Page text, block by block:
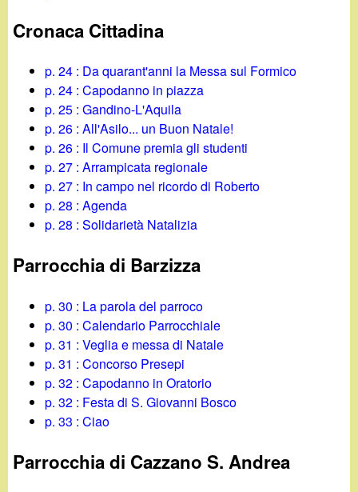
Cronaca Cittadina
p. 24 : Da quarant'anni la Messa sul Formico
p. 24 : Capodanno in piazza
p. 25 : Gandino-L'Aquila
p. 26 : All'Asilo... un Buon Natale!
p. 26 : Il Comune premia gli studenti
p. 27 : Arrampicata regionale
p. 27 : In campo nel ricordo di Roberto
p. 28 : Agenda
p. 28 : Solidarietà Natalizia
Parrocchia di Barzizza
p. 30 : La parola del parroco
p. 30 : Calendario Parrocchiale
p. 31 : Veglia e messa di Natale
p. 31 : Concorso Presepi
p. 32 : Capodanno in Oratorio
p. 32 : Festa di S. Giovanni Bosco
p. 33 : Ciao
Parrocchia di Cazzano S. Andrea